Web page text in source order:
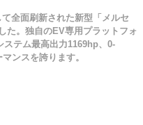
全面刷新された新型「メルセ
た。独自のEV専用プラットフォ
ステム最高出力1169hp、0-
ンスを誇ります。